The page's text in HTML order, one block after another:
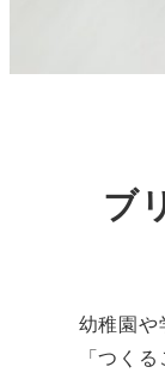
ブ
幼稚園や
「つく